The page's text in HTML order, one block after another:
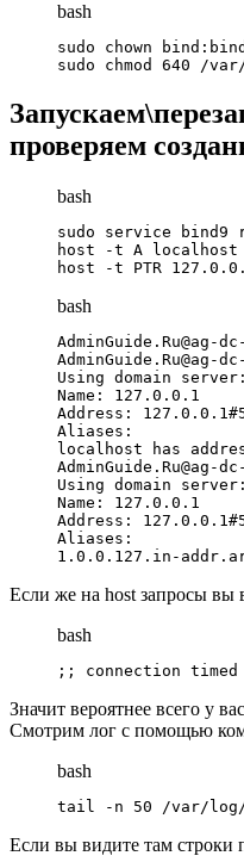
bash
sudo chown
sudo chmod 640 /
проверяем
bash
sudo service bind9
host -t A localhost
host -t PTR
bash
Using domain server:
Name: 127.0.0.1
Address:
Aliases:
localhost has
Using domain server:
Name: 127.0.0.1
Address:
Aliases:
1.0.0.127.in-
Если же на host запросы
bash
;; connection
Значит вероятнее всего у
Смотрим лог с помощью
bash
tail -n 50 /var/log/
Если вы видите там строки